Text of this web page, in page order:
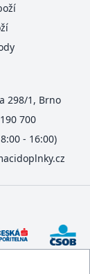
298/1, Brno
700
- 16:00)